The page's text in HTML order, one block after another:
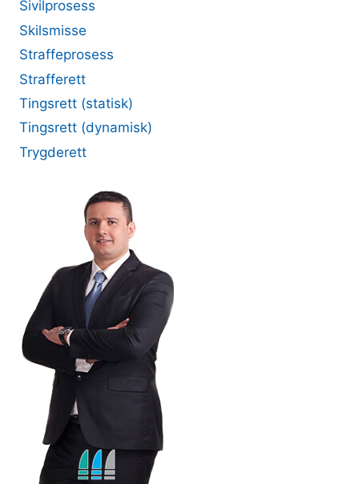
Sivilprosess
Skilsmisse
Straffeprosess
Strafferett
Tingsrett (statisk)
Tingsrett (dynamisk)
Trygderett